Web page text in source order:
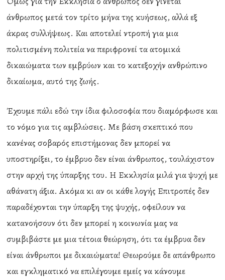
άνθρωπος μετά τον τρίτο μήνα της κυήσεως, αλλά εξ
άκρας συλλήψεως. Και αποτελεί ντροπή για μια
πολιτισμένη πολιτεία να περιφρονεί τα ατομικά
δικαιώματα των εμβρύων και το κατεξοχήν ανθρώπινο
δικαίωμα, αυτό της ζωής.
Έχουμε πάλι εδώ την ίδια φιλοσοφία που διαμόρφωσε και
το νόμο για τις αμβλώσεις. Με βάση σκεπτικό που
κανένας σοβαρός επιστήμονας δεν μπορεί να
υποστηρίξει, το έμβρυο δεν είναι άνθρωπος, τουλάχιστον
στην αρχή της ύπαρξης του. Η Εκκλησία μιλά για ψυχή με
αθάνατη άξια. Ακόμα κι αν οι κάθε λογής Επιτροπές δεν
παραδέχονται την ύπαρξη της ψυχής, οφείλουν να
κατανοήσουν ότι δεν μπορεί η κοινωνία μας να
συμβιβάστε με μια τέτοια θεώρηση, ότι τα έμβρυα δεν
είναι άνθρωποι με δικαιώματα! Θεωρούμε δε απάνθρωπο
και εγκληματικό να επιλέγουμε εμείς να κάνουμε